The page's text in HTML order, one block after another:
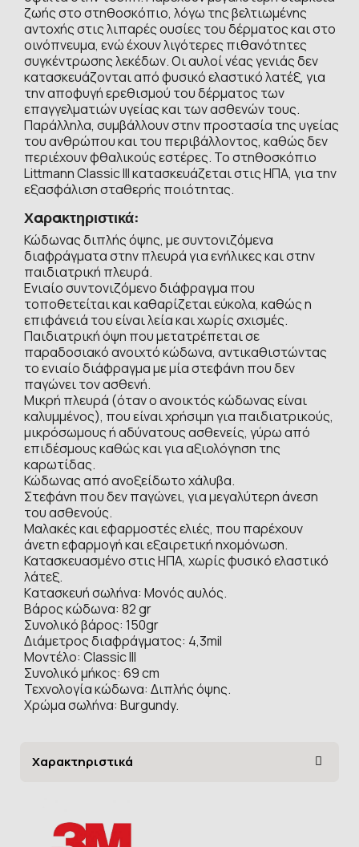
ζωής στο στηθοσκόπιο, λόγω της βελτιωμένης
αντοχής στις λιπαρές ουσίες του δέρματος και στο
οινόπνευμα, ενώ έχουν λιγότερες πιθανότητες
συγκέντρωσης λεκέδων. Οι αυλοί νέας γενιάς δεν
κατασκευάζονται από φυσικό ελαστικό λατέξ, για
την αποφυγή ερεθισμού του δέρματος των
επαγγελματιών υγείας και των ασθενών τους.
Παράλληλα, συμβάλλουν στην προστασία της υγείας
του ανθρώπου και του περιβάλλοντος, καθώς δεν
περιέχουν φθαλικούς εστέρες. Το στηθοσκόπιο
Littmann Classic III κατασκευάζεται στις ΗΠΑ, για την
εξασφάλιση σταθερής ποιότητας.
Χαρακτηριστικά:
Κώδωνας διπλής όψης, με συντονιζόμενα
διαφράγματα στην πλευρά για ενήλικες και στην
παιδιατρική πλευρά.
Ενιαίο συντονιζόμενο διάφραγμα που
τοποθετείται και καθαρίζεται εύκολα, καθώς η
επιφάνειά του είναι λεία και χωρίς σχισμές.
Παιδιατρική όψη που μετατρέπεται σε
παραδοσιακό ανοιχτό κώδωνα, αντικαθιστώντας
το ενιαίο διάφραγμα με μία στεφάνη που δεν
παγώνει τον ασθενή.
Μικρή πλευρά (όταν ο ανοικτός κώδωνας είναι
καλυμμένος), που είναι χρήσιμη για παιδιατρικούς,
μικρόσωμους ή αδύνατους ασθενείς, γύρω από
επιδέσμους καθώς και για αξιολόγηση της
καρωτίδας.
Κώδωνας από ανοξείδωτο χάλυβα.
Στεφάνη που δεν παγώνει, για μεγαλύτερη άνεση
του ασθενούς.
Μαλακές και εφαρμοστές ελιές, που παρέχουν
άνετη εφαρμογή και εξαιρετική ηχομόνωση.
Κατασκευασμένο στις ΗΠΑ, χωρίς φυσικό ελαστικό
λάτεξ.
Kατασκευή σωλήνα: Μονός αυλός.
Βάρος κώδωνα: 82 gr
Συνολικό βάρος: 150gr
Διάμετρος διαφράγματος: 4,3mil
Μοντέλο: Classic III
Συνολικό μήκος: 69 cm
Τεχνολογία κώδωνα: Διπλής όψης.
Χρώμα σωλήνα: Burgundy.
Χαρακτηριστικά